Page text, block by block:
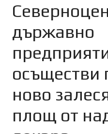
държавно
осъществи
ново
площ от